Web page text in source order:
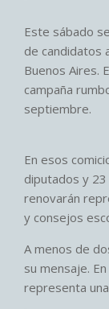
Este sábado
de candidatos
Buenos Aires.
campaña
septiembre.
En esos
diputados y
renovarán
y consejos
A menos de
su mensaje.
representa